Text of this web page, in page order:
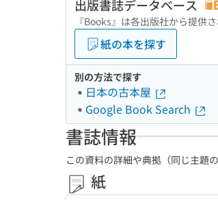
出版書誌データベース
『Books』は各出版社から提供
紙の本を探す
別の方法で探す
日本の古本屋
Google Book Search
書誌情報
この資料の詳細や典拠（同じ主題
紙